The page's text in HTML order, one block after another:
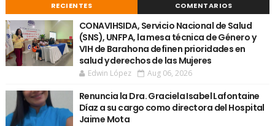
RECIENTES COMENTARIOS
CONAVIHSIDA, Servicio Nacional de Salud
(SNS), UNFPA, la mesa técnica de Género y
VIH de Barahona definen prioridades en
salud y derechos de las Mujeres
Edwin López Aug 06, 2026
Renuncia la Dra. Graciela Isabel Lafontaine
Díaz a su cargo como directora del Hospital
Jaime Mota